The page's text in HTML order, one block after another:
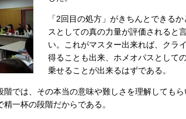
「2回目の処方」がきちんとできる
スとしての真の力量が評価されると
い。これがマスター出来れば、クラ
得ることも出来、ホメオパスとして
乗せることが出来るはずである。
では、その本当の意味や難しさを理解しても
一杯の段階だからである。